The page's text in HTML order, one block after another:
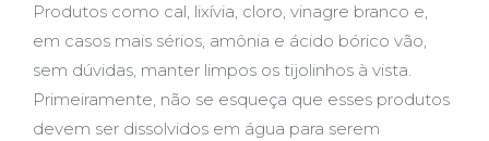
Produtos como cal, lixívia, cloro, vinagre branco e,
em casos mais sérios, amônia e ácido bórico vão,
sem dúvidas, manter limpos os tijolinhos à vista.
Primeiramente, não se esqueça que esses produtos
devem ser dissolvidos em água para serem